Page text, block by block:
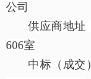
公司
供应商地址
606室
中标（成交